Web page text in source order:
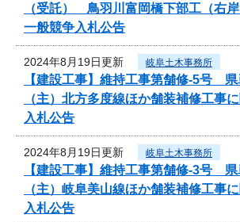
（受託） 鳥羽川富岡橋下部工（右
一般競争入札公告
2024年8月19日更新 岐阜土木事務所
【建設工事】維持工事第舗修-5号
（主）北方多度線ほか舗装補修工事
入札公告
2024年8月19日更新 岐阜土木事務所
【建設工事】維持工事第舗修-3号
（主）岐阜美山線ほか舗装補修工事
入札公告